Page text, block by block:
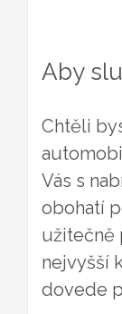
Aby
Chtěli
Vás s
obohatí
užitečně
nejvyšší
dovede